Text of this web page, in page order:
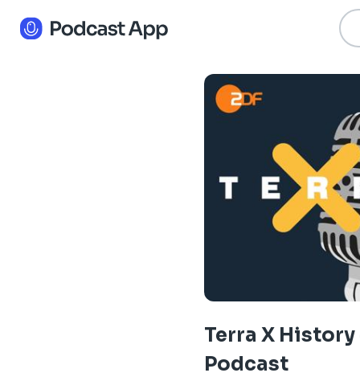
Terra X History
Podcast